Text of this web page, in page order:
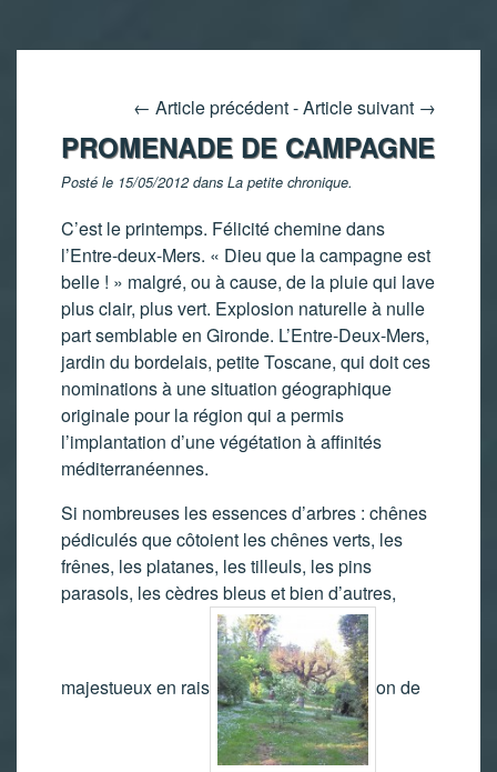
← Article précédent-Article suivant →
PROMENADE DE CAMPAGNE
Posté le 15/05/2012 dans La petite chronique.
C’est le printemps. Félicité chemine dans
l’Entre-deux-Mers. « Dieu que la campagne est
belle ! » malgré, ou à cause, de la pluie qui lave
plus clair, plus vert. Explosion naturelle à nulle
part semblable en Gironde. L’Entre-Deux-Mers,
jardin du bordelais, petite Toscane, qui doit ces
nominations à une situation géographique
originale pour la région qui a permis
l’implantation d’une végétation à affinités
méditerranéennes.
Si nombreuses les essences d’arbres : chênes
pédiculés que côtoient les chênes verts, les
frênes, les platanes, les tilleuls, les pins
parasols, les cèdres bleus et bien d’autres,
majestueux en rais on de